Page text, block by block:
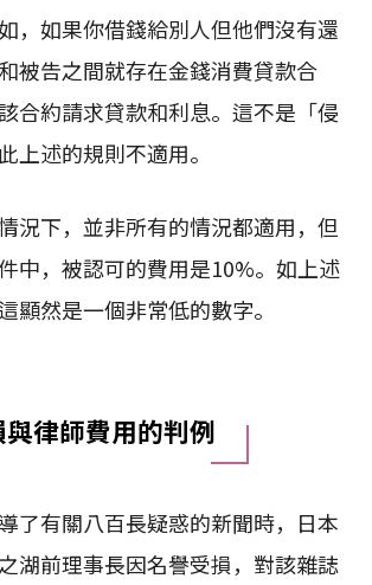
，如果你借錢給別人但他們沒有還
被告之間就存在金錢消費貸款合
合約請求貸款和利息。這不是「侵
上述的規則不適用。
況下，並非所有的情況都適用，但
中，被認可的費用是10%。如上述
顯然是一個非常低的數字。
律師費用的判例
了有關八百長疑惑的新聞時，日本
湖前理事長因名譽受損，對該雜誌